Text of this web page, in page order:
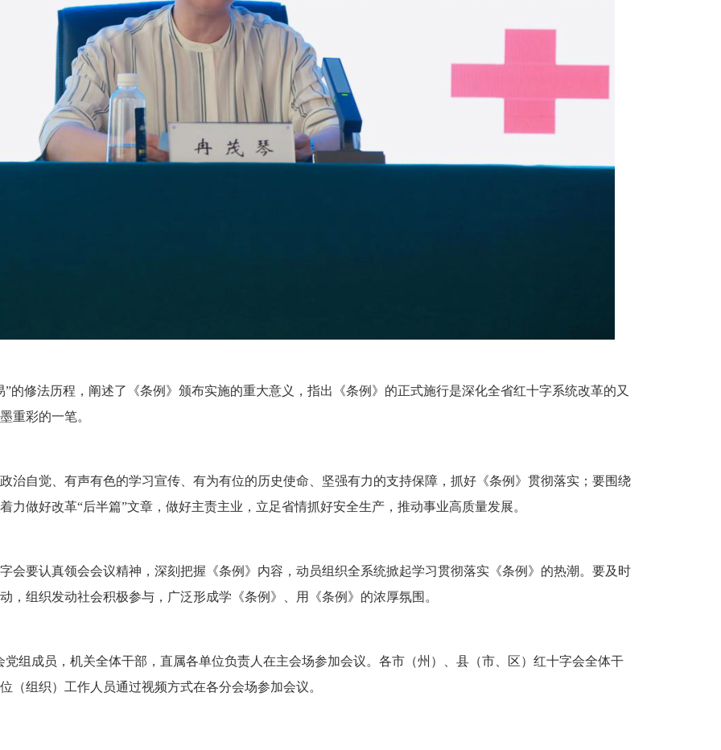
”的修法历程，阐述了《条例》颁布实施的重大意义，指出《条例》的正式施行是深化全省红十字系统改革的又
重彩的一笔。
治自觉、有声有色的学习宣传、有为有位的历史使命、坚强有力的支持保障，抓好《条例》贯彻落实；要围绕
力做好改革“后半篇”文章，做好主责主业，立足省情抓好安全生产，推动事业高质量发展。
会要认真领会会议精神，深刻把握《条例》内容，动员组织全系统掀起学习贯彻落实《条例》的热潮。要及时
，组织发动社会积极参与，广泛形成学《条例》、用《条例》的浓厚氛围。
党组成员，机关全体干部，直属各单位负责人在主会场参加会议。各市（州）、县（市、区）红十字会全体干
（组织）工作人员通过视频方式在各分会场参加会议。